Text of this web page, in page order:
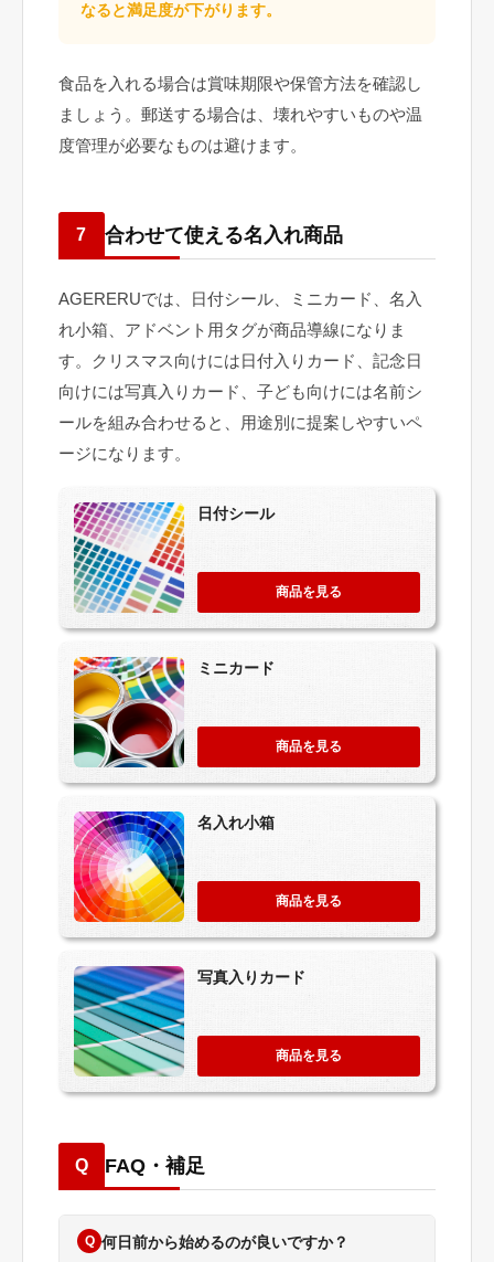
なると満足度が下がります。
食品を入れる場合は賞味期限や保管方法を確認し
ましょう。郵送する場合は、壊れやすいものや温
度管理が必要なものは避けます。
7 合わせて使える名入れ商品
AGERERUでは、日付シール、ミニカード、名入
れ小箱、アドベント用タグが商品導線になりま
す。クリスマス向けには日付入りカード、記念日
向けには写真入りカード、子ども向けには名前シ
ールを組み合わせると、用途別に提案しやすいペ
ージになります。
日付シール
商品を見る
ミニカード
商品を見る
名入れ小箱
商品を見る
写真入りカード
商品を見る
Q FAQ・補足
Q 何日前から始めるのが良いですか？